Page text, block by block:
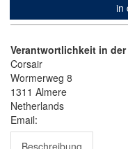
in
Verantwortlichkeit in der
Corsair
Wormerweg 8
1311 Almere
Netherlands
Email:
Beschreibung